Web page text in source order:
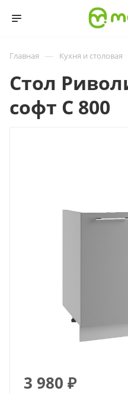
Главная — Кухня и столовая
Стол
софт С 800
3 980 ₽